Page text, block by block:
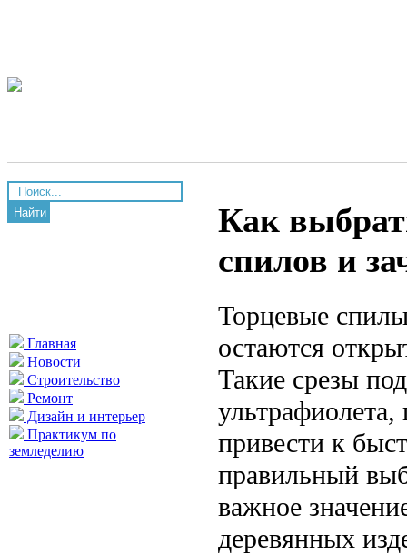
Найти
Главная
Новости
Строительство
Ремонт
Дизайн и интерьер
Практикум по
земледелию
Как
спилов и
Торцевые
остаются
Такие срезы
привести к
правильный
важное
деревянных